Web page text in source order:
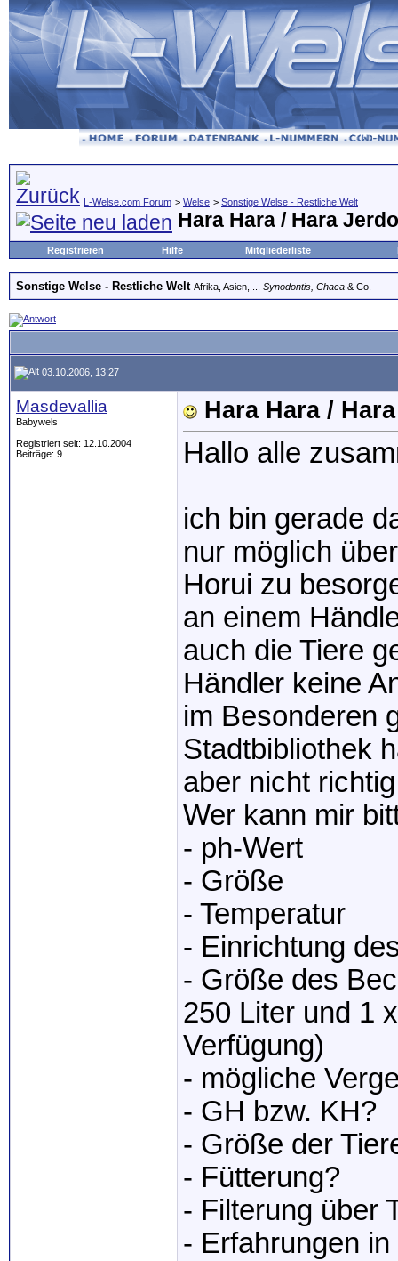
L-Welse.com Forum > Welse > Sonstige Welse - Restliche Welt
Hara Hara / Hara
Registrieren Hilfe Mitgliederliste
Sonstige Welse - Restliche Welt Afrika, Asien, ... Synodontis, Chaca & Co.
03.10.2006, 13:27
Masdevallia
Babywels
Registriert seit: 12.10.2004
Beiträge: 9
Hara Hara /
Hallo alle
ich bin gerade
nur möglich
Horui zu
an einem
auch die Tiere
Händler keine
im Besonderen
Stadtbibliothek
aber nicht
Wer kann mir
- ph-Wert
- Größe
- Temperatur
- Einrichtung
- Größe des
250 Liter und 1
Verfügung)
- mögliche
- GH bzw. KH?
- Größe der
- Fütterung?
- Filterung über
- Erfahrungen